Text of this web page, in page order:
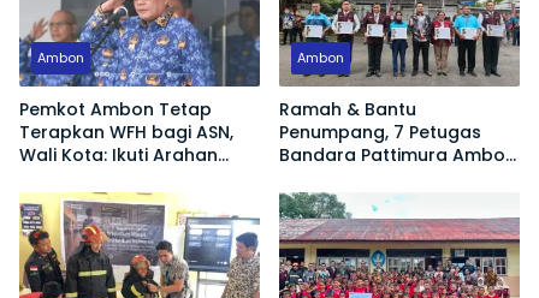
Ambon
Pemkot Ambon Tetap
Terapkan WFH bagi ASN,
Wali Kota: Ikuti Arahan
Ambon
Ramah & Bantu
Penumpang, 7 Petugas
Bandara Pattimura Ambon